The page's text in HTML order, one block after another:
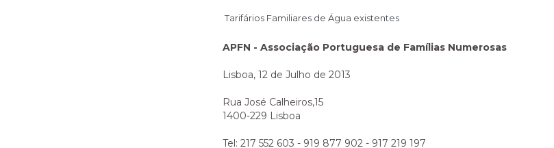
Tarifários Familiares de Água existentes
APFN - Associação Portuguesa de Famílias Numerosas
Lisboa, 12 de Julho de 2013
Rua José Calheiros,15
1400-229 Lisboa
Tel: 217 552 603 - 919 877 902 - 917 219 197